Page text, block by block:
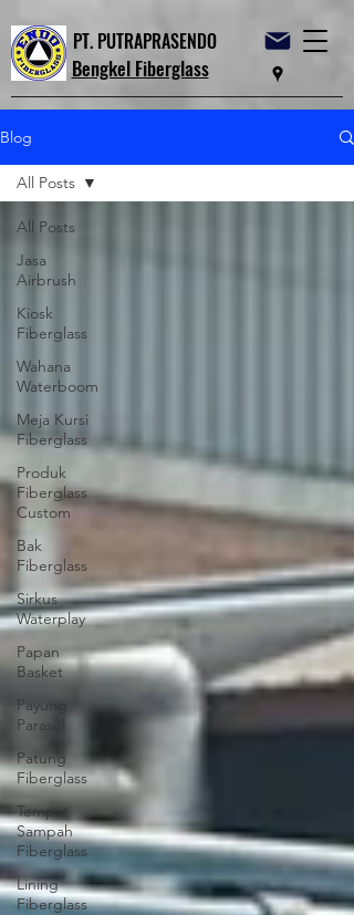
PT. PUTRAPRASENDO
Bengkel Fiberglass
Blog
All Posts
Jasa
Airbrush
Kiosk
Fiberglass
Wahana
Waterboom
Meja Kursi
Fiberglass
Produk
Fiberglass
Custom
Bak
Fiberglass
Sirkus
Waterplay
Papan
Basket
Payung
Parasol
Patung
Fiberglass
Tempat
Sampah
Fiberglass
Lining
Fiberglass
All Posts